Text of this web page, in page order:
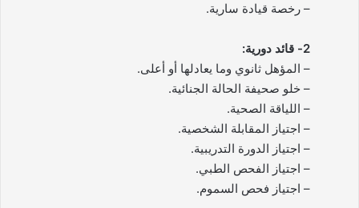
– رخصة قيادة سارية.
2- قائد دورية:
– المؤهل ثانوي وما يعادلها أو أعلى.
– خلو صحيفة الحالة الجنائية.
– اللياقة الصحية.
– اجتياز المقابلة الشخصية.
– اجتياز الدورة التدريبية.
– اجتياز الفحص الطبي.
– اجتياز فحص السموم.